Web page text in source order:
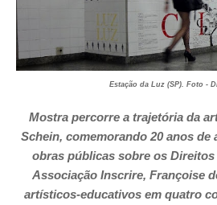
Estação da Luz (SP). Foto -
Mostra percorre a trajetória da
Schein, comemorando 20 anos de
obras públicas sobre os Direitos
Associação Inscrire, Françoise
artísticos-educativos em quatro